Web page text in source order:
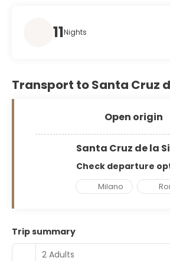
11Nights
Transport to Santa Cruz
Open origin
Santa Cruz de la
Check departure
Milano
Trip summary
2 Adults